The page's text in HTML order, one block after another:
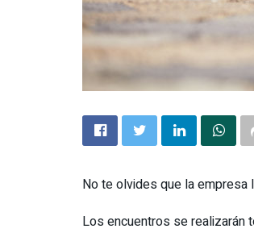
No te olvides que la empresa
Los encuentros se realizarán